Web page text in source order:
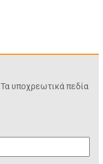
Τα υποχρεωτικά πεδία